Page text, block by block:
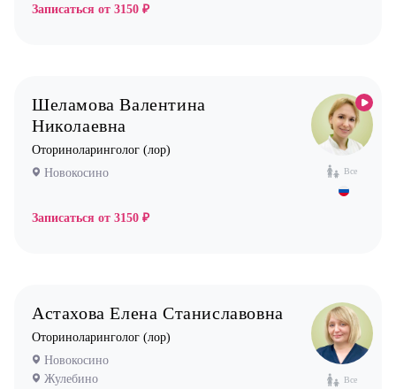
Записаться от 3150 ₽
Все
Шеламова Валентина
Николаевна
Оториноларинголог (лор)
Новокосино
Записаться от 3150 ₽
Все
Астахова Елена Станиславовна
Оториноларинголог (лор)
Новокосино
Жулебино